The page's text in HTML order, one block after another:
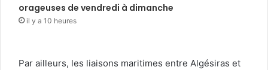
orageuses de vendredi à dimanche
il y a 10 heures
Par ailleurs, les liaisons maritimes entre Algésiras et